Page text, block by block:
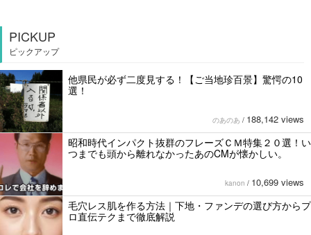
PICKUP
ピックアップ
他県民が必ず二度見する！【ご当地珍百景】驚愕の10
選！
のあのあ / 188,142 views
昭和時代インパクト抜群のフレーズＣＭ特集２０選！い
つまでも頭から離れなかったあのCMが懐かしい。
kanon / 10,699 views
毛穴レス肌を作る方法｜下地・ファンデの選び方からプ
ロ直伝テクまで徹底解説